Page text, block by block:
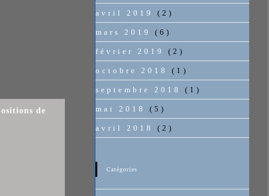
de
avril 2019 (2)
mars 2019 (6)
février 2019 (2)
octobre 2018 (1)
septembre 2018 (1)
mai 2018 (5)
avril 2018 (2)
Catégories